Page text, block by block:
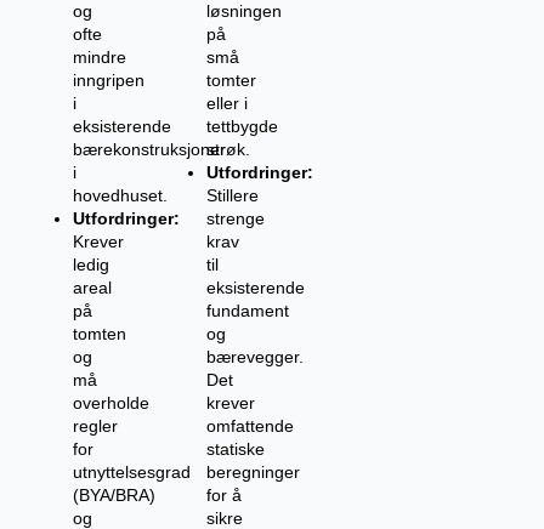
og
ofte
mindre
inngripen
i
eksisterende
bærekonstruksjoner
i
hovedhuset.
Utfordringer:
Krever
ledig
areal
på
tomten
og
må
overholde
regler
for
utnyttelsesgrad
(BYA/BRA)
og
løsningen
på
små
tomter
eller i
tettbygde
strøk.
Utfordringer:
Stillere
strenge
krav
til
eksisterende
fundament
og
bærevegger.
Det
krever
omfattende
statiske
beregninger
for å
sikre